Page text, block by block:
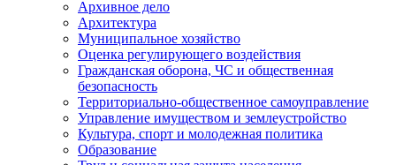
Архивное дело
Архитектура
Муниципальное хозяйство
Оценка регулирующего воздействия
Гражданская оборона, ЧС и общественная
безопасность
Территориально-общественное самоуправление
Управление имуществом и землеустройство
Культура, спорт и молодежная политика
Образование